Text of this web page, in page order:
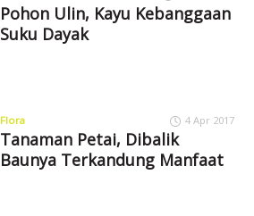
Pohon Ulin, Kayu Kebanggaan
Suku Dayak
Flora 4 Apr 2017
Tanaman Petai, Dibalik
Baunya Terkandung Manfaat